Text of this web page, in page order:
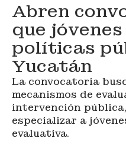
Abren
que
políticas
Yucatán
La convocatoria
mecanismos de
intervención
especializar a
evaluativa.